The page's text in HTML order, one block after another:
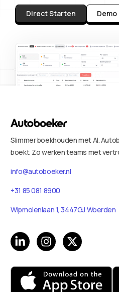
Direct Starten
Slimmer boekhouden met AI.
boekt. Zo werken teams met
info@autoboeker.nl
+31 85 081 8900
Wipmolenlaan 1, 3447GJ Woerden